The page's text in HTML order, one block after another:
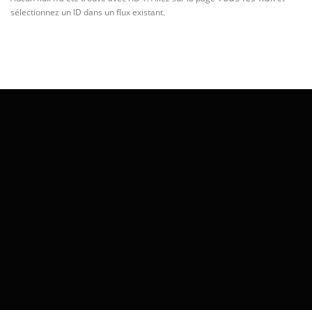
sélectionnez un ID dans un flux existant.